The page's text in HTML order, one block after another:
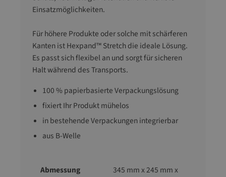
Einsatzmöglichkeiten.
Für höhere Produkte oder solche mit schärferen
Kanten ist Hexpand™ Stretch die ideale Lösung.
Es passt sich flexibel an und sorgt für sicheren
Halt während des Transports.
100 % papierbasierte Verpackungslösung
fixiert Ihr Produkt mühelos
in bestehende Verpackungen integrierbar
aus B-Welle
Abmessung
345 mm x 245 mm x